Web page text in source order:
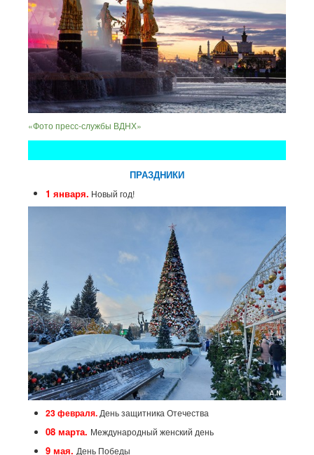
«Фото пресс-службы ВДНХ»
ПРАЗДНИКИ
1 января. Новый год!
23 февраля. День защитника Отечества
08 марта. Международный женский день
9 мая. День Победы